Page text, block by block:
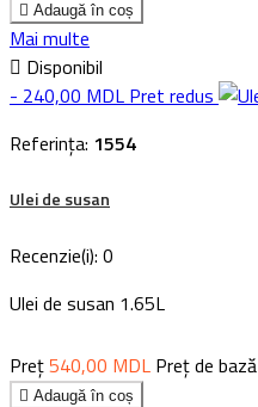
 Adaugă în coș
Mai multe
 Disponibil
- 240,00 MDL Pret redus
Referința: 1554
Ulei de susan
Recenzie(i): 0
Ulei de susan 1.65L
Preț540,00 MDL Preț de bază
 Adaugă în coș